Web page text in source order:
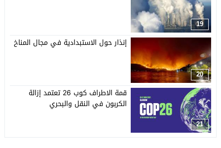
19
20
إنذار حول الاستبدادية في مجال المناخ
21
قمة الاطراف كوب 26 تعتمد إزالة
الكربون في النقل والبحري